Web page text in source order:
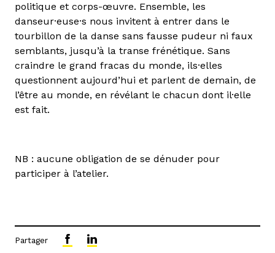
politique et corps-œuvre. Ensemble, les
danseur·euse·s nous invitent à entrer dans le
tourbillon de la danse sans fausse pudeur ni faux
semblants, jusqu’à la transe frénétique. Sans
craindre le grand fracas du monde, ils·elles
questionnent aujourd’hui et parlent de demain, de
l’être au monde, en révélant le chacun dont il·elle
est fait.
NB : aucune obligation de se dénuder pour
participer à l’atelier.
Partager